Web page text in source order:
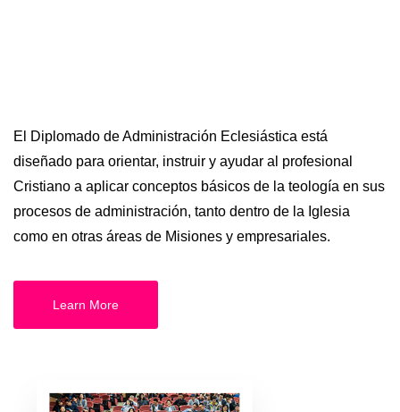
El Diplomado de Administración Eclesiástica está
diseñado para orientar, instruir y ayudar al profesional
Cristiano a aplicar conceptos básicos de la teología en sus
procesos de administración, tanto dentro de la Iglesia
como en otras áreas de Misiones y empresariales.
Learn More